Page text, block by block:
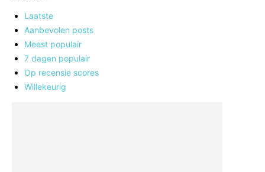
Laatste
Aanbevolen posts
Meest populair
7 dagen populair
Op recensie scores
Willekeurig